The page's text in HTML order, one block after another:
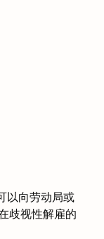
以向劳动局或
歧视性解雇的